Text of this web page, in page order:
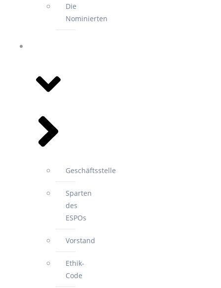
Die
Nominierten
Geschäftsstelle
Sparten
des
ESPOs
Vorstand
Ethik-
Code